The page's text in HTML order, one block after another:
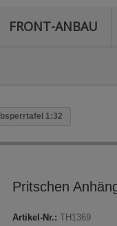
FRONT-ANBAU
1:32
Pritschen
Artikel-Nr.: TH1369